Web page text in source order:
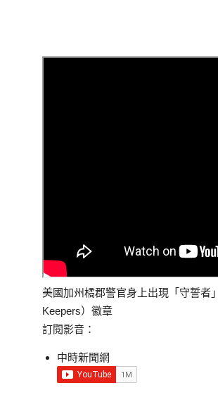
美國加州橘郡警官身上出現「守誓者
Keepers）徽章
訂閱影音：
中時新聞網